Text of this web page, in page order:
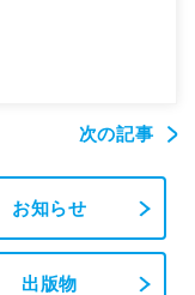
次の記事
お知らせ
出版物